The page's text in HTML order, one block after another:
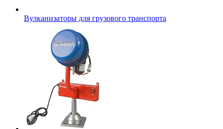
Вулканизаторы для грузового транспорта